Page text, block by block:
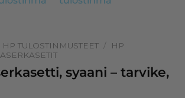
HP TULOSTINMUSTEET /
HP
syaani – tarvike,